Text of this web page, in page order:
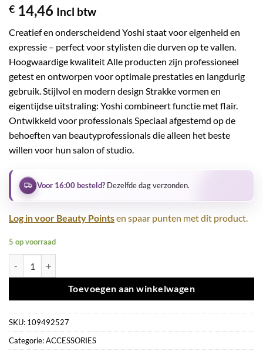
€ 14,46 Incl btw
Creatief en onderscheidend Yoshi staat voor eigenheid en
expressie – perfect voor stylisten die durven op te vallen.
Hoogwaardige kwaliteit Alle producten zijn professioneel
getest en ontworpen voor optimale prestaties en langdurig
gebruik. Stijlvol en modern design Strakke vormen en
eigentijdse uitstraling: Yoshi combineert functie met flair.
Ontwikkeld voor professionals Speciaal afgestemd op de
behoeften van beautyprofessionals die alleen het beste
willen voor hun salon of studio.
Voor 16:00 besteld?Dezelfde dag verzonden.
Log in voor Beauty Pointsen spaar punten met dit product.
5 op voorraad
Toevoegen aan winkelwagen
SKU: 109492527
Categorie:ACCESSORIES